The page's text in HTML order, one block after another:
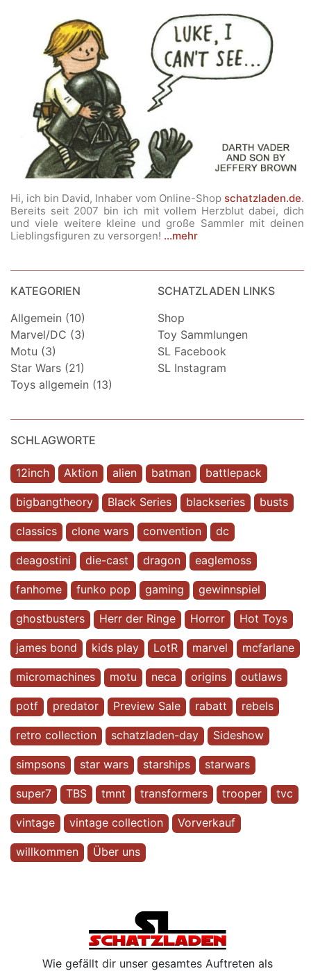
Hi, ich bin David, Inhaber vom Online-Shop schatzladen.de.
Bereits seit 2007 bin ich mit vollem Herzblut dabei, dich
und viele weitere kleine und große Sammler mit deinen
Lieblingsfiguren zu versorgen! ...mehr
KATEGORIEN
Allgemein (10)
Marvel/DC (3)
Motu (3)
Star Wars (21)
Toys allgemein (13)
SCHATZLADEN LINKS
Shop
Toy Sammlungen
SL Facebook
SL Instagram
SCHLAGWORTE
12inch Aktion alien batman battlepack
bigbangtheory Black Series blackseries busts
classics clone wars convention dc
deagostini die-cast dragon eaglemoss
fanhome funko pop gaming gewinnspiel
ghostbusters Herr der Ringe Horror Hot Toys
james bond kids play LotR marvel mcfarlane
micromachines motu neca origins outlaws
potf predator Preview Sale rabatt rebels
retro collection schatzladen-day Sideshow
simpsons star wars starships starwars
super7 TBS tmnt transformers trooper tvc
vintage vintage collection Vorverkauf
willkommen Über uns
Wie gefällt dir unser gesamtes Auftreten als